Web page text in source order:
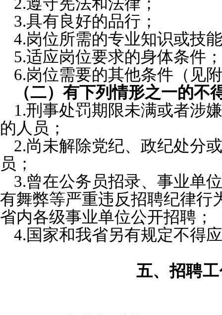
3.具有良好的品行；
4.岗位所需的专业知识或技
5.适应岗位要求的身体条件；
6.岗位需要的其他条件（见
（二）有下列情形之一的不
1.刑事处罚期限未满或者涉
的人员；
2.尚未解除党纪、政纪处分
员；
3.曾在公务员招录、事业单
有舞弊等严重违反招聘纪律行
省内各级事业单位公开招聘；
4.国家和我省另有规定不得
五、招聘